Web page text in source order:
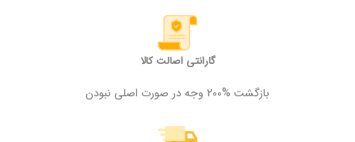
گارانتی اصالت کالا
بازگشت %200 وجه در صورت اصلی نبودن